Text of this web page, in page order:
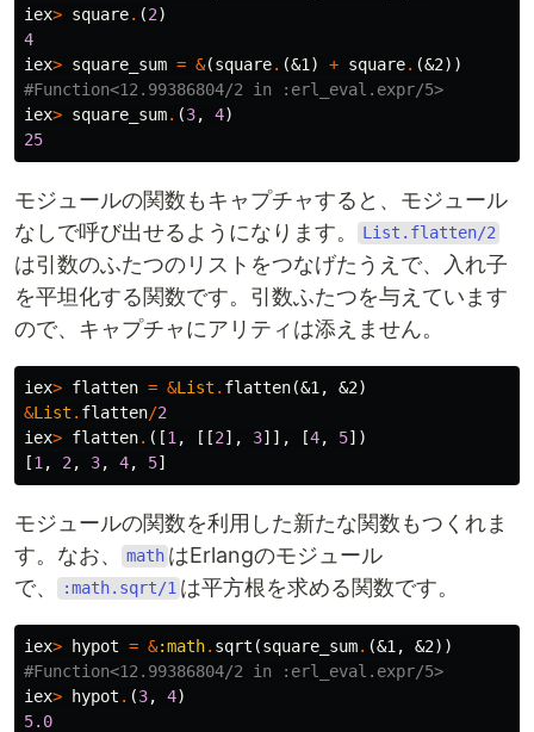
iex> square. (2)
4
iex> square_sum = &(square. (&1 ) + square. (&2))
#Function<12.99386804/2 in :erl_eval.expr/5>
iex> square_sum. (3, 4)
25
モジュールの関数もキャプチャすると、モジュール
なしで呼び出せるようになります。
List.flatten/2
は引数のふたつのリストをつなげたうえで、入れ子
を平坦化する関数です。引数ふたつを与えています
ので、キャプチャにアリティは添えません。
iex> flatten = &List . flatten(&1 , &2)
&List . flatten/2
iex> flatten. ([1 , [[2], 3]], [4, 5])
[1 , 2 , 3, 4, 5]
モジュールの関数を利用した新たな関数もつくれま
す。なお、
math はErlangのモジュール
で、
:math.sqrt/1 は平方根を求める関数です。
iex> hypot = &:math. sqrt (square_sum. (&1 , &2))
#Function<12.99386804/2 in :erl_eval.expr/5>
iex> hypot . (3, 4)
5.0